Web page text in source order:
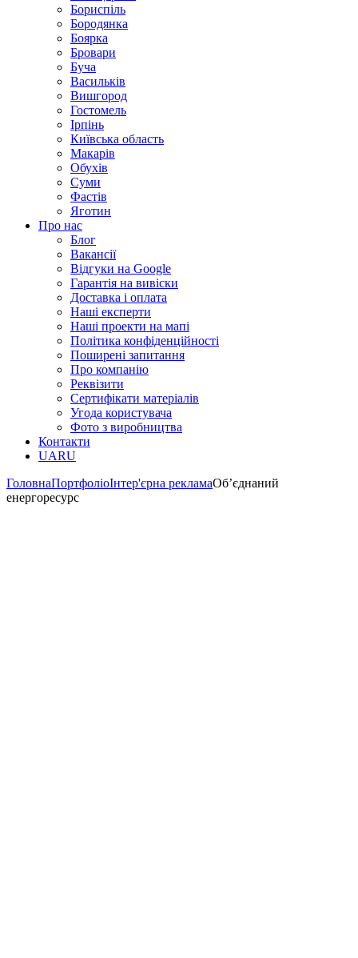
Бориспіль
Бородянка
Боярка
Бровари
Буча
Васильків
Вишгород
Гостомель
Ірпінь
Київська область
Макарів
Обухів
Суми
Фастів
Яготин
Про нас
Блог
Вакансії
Відгуки на Google
Гарантія на вивіски
Доставка і оплата
Наші експерти
Наші проекти на мапі
Політика конфіденційності
Поширені запитання
Про компанію
Реквізити
Сертифікати матеріалів
Угода користувача
Фото з виробництва
Контакти
UARU
ГоловнаПортфоліоІнтер'єрна рекламаОб’єднаний
енергоресурс